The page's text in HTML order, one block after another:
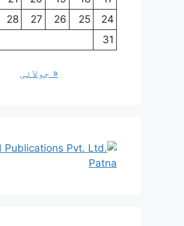
24
25
26
27
28
31
« جولائی